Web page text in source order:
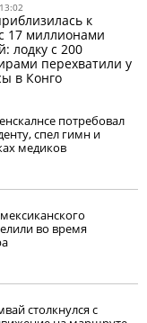
к
17 миллионами
лодку с 200
перехватили у
в Конго
потребовал
спел гимн и
медиков
во время
столкнулся с